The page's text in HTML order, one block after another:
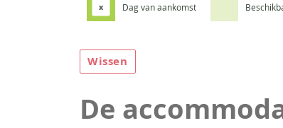
x Dag van aankomst
Wissen
De